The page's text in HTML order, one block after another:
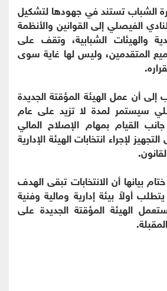
الشباب تستند في جهودها لتشكيل
الفيصلي إلى القوانين والأنظمة
والهيئات الشبابية، وتقف على
المتقدمين، وليس لها غاية سوى
أن عمل الهيئة المؤقتة الجديدة
سيستمر لمدة لا تزيد على عام
القيام بمهام الإصلاح المالي
لإجراء انتخابات الهيئة الإدارية
بيانها أن الانتخابات تبقى الهدف
أولاً بيئة إدارية ومالية وفنية
الهيئة المؤقتة الجديدة على